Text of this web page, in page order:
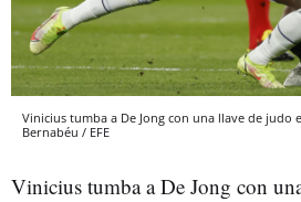
Vinicius tumba a De Jong con una llave de judo
Bernabéu / EFE
Vinicius tumba a De Jong con